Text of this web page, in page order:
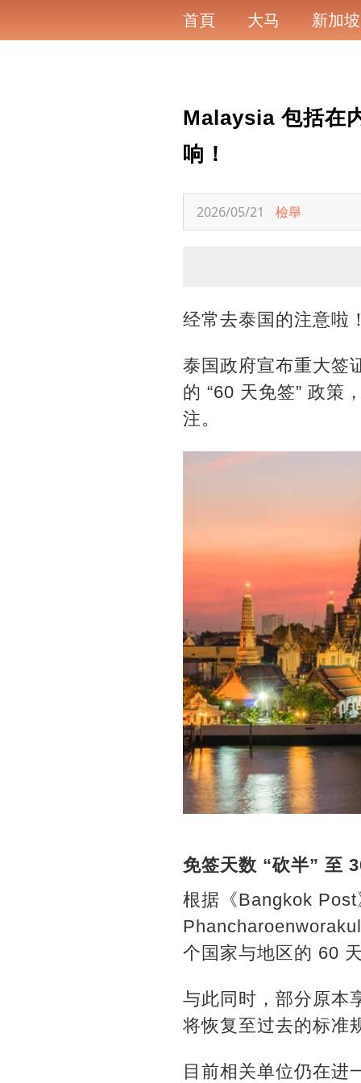
首頁 大马 新加坡
Malaysia 包括在
响！
2026/05/21 檢舉
经常去泰国的注意啦
泰国政府宣布重大签
的 “60 天免签” 政策
注。
免签天数 “砍半” 至
根据《Bangkok
个国家与地区的 60
与此同时，部分原本
将恢复至过去的标准
目前相关单位仍在进